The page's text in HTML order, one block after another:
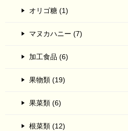
オリゴ糖 (1)
マヌカハニー (7)
加工食品 (6)
果物類 (19)
果菜類 (6)
根菜類 (12)